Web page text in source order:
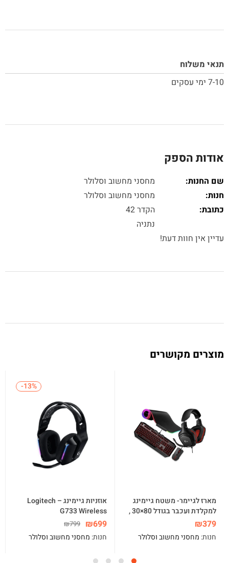
תנאי משלוח
7-10 ימי עסקים
אודות הספק
שם החנות:
מחסני מחשוב וסלולר
חנות:
מחסני מחשוב וסלולר
כתובת:
הקדר 42
נתניה
עדיין אין חוות דעת!
מוצרים מקושרים
מארז לגיימר- משטח גיימינג
למקלדת ועכבר בגודל 80×30 ,
סט מקלדת ועכבר סט חוטי
מקלדת ועכבר ,אוזניות גיימינג
₪379
חנות: מחסני מחשוב וסלולר
-13%
אוזניות גיימינג – Logitech
G733 Wireless
₪699
₪799
חנות: מחסני מחשוב וסלולר